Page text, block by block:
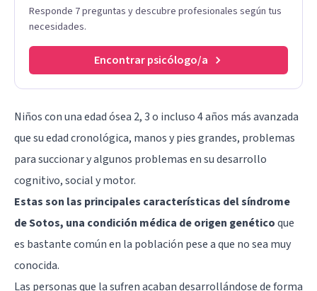
Responde 7 preguntas y descubre profesionales según tus
necesidades.
Encontrar psicólogo/a
Niños con una edad ósea 2, 3 o incluso 4 años más avanzada
que su edad cronológica, manos y pies grandes, problemas
para succionar y algunos problemas en su desarrollo
cognitivo, social y motor.
Estas son las principales características del síndrome
de Sotos, una condición médica de origen genéticoque
es bastante común en la población pese a que no sea muy
conocida.
Las personas que la sufren acaban desarrollándose de forma